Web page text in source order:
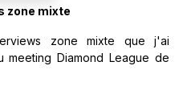
zone mixte
zone mixte que j'ai
Diamond League de